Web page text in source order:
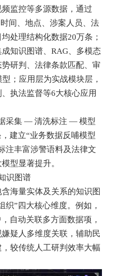
监控等多源数据，通过
间、地点、涉案人员、法
处理结构化数据20万条；
知识图谱、RAG、多模态
研判、法律条款匹配、审
；应用层为实战模块层，
执法监督等6大核心应用
采集 — 清洗标注 — 模型
建立“业务数据反哺模型
注丰富涉警语料及法律文
型显著提升。
识图谱
海量实体及关系的知识图
织”四大核心维度。例如，
自动关联多方面数据项，
疑人多维度关联，辅助民
较传统人工研判效率大幅